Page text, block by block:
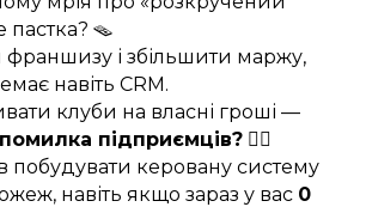
🪤
франшизу і збільшити маржу,
навіть CRM.
клуби на власні гроші —
підприємців? 🤦‍♀️
побудувати керовану систему
навіть якщо зараз у вас 0